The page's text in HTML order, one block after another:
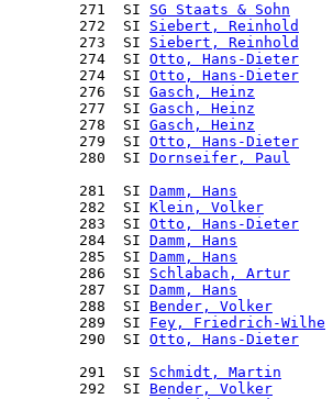
        271  SI
SG Staats & Sohn
        272  SI
Siebert, Reinhold
        273  SI
Siebert, Reinhold
        274  SI
Otto, Hans-Dieter
        274  SI
Otto, Hans-Dieter
        276  SI
Gasch, Heinz
        277  SI
Gasch, Heinz
        278  SI
Gasch, Heinz
        279  SI
Otto, Hans-Dieter
        280  SI
Dornseifer, Paul
        281  SI
Damm, Hans
        282  SI
Klein, Volker
        283  SI
Otto, Hans-Dieter
        284  SI
Damm, Hans
        285  SI
Damm, Hans
        286  SI
Schlabach, Artur
        287  SI
Damm, Hans
        288  SI
Bender, Volker
        289  SI
Fey, Friedrich-Wilhe
        290  SI
Otto, Hans-Dieter
        291  SI
Schmidt, Martin
        292  SI
Bender, Volker